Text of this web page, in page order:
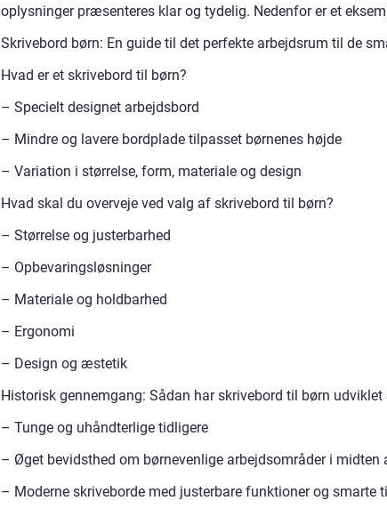
oplysninger præsenteres klar og tydelig. Nedenfor er et
Skrivebord børn: En guide til det perfekte arbejdsrum til de
Hvad er et skrivebord til børn?
– Specielt designet arbejdsbord
– Mindre og lavere bordplade tilpasset børnenes højde
– Variation i størrelse, form, materiale og design
Hvad skal du overveje ved valg af skrivebord til børn?
– Størrelse og justerbarhed
– Opbevaringsløsninger
– Materiale og holdbarhed
– Ergonomi
– Design og æstetik
Historisk gennemgang: Sådan har skrivebord til børn udviklet
– Tunge og uhåndterlige tidligere
– Øget bevidsthed om børnevenlige arbejdsområder i midten
– Moderne skriveborde med justerbare funktioner og smarte